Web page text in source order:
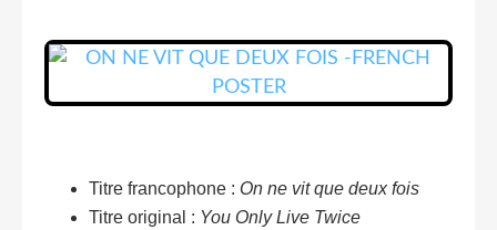
Titre francophone : On ne vit que deux fois
Titre original : You Only Live Twice